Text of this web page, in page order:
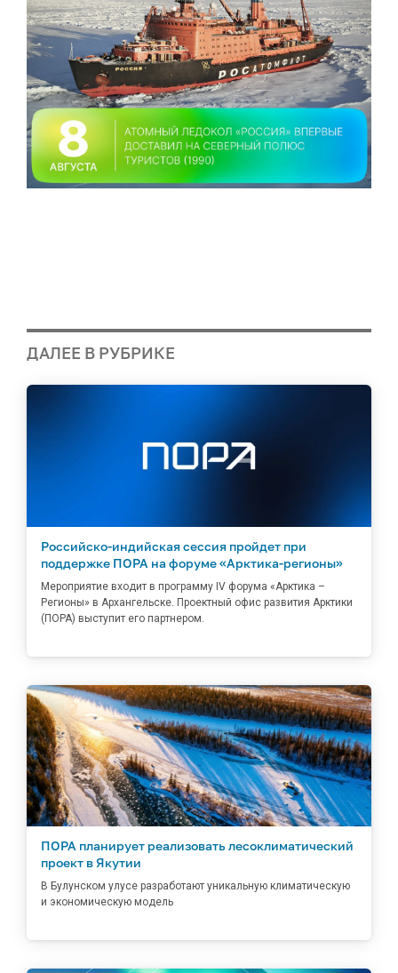
ДАЛЕЕ В РУБРИКЕ
Российско-индийская сессия пройдет при
поддержке ПОРА на форуме «Арктика-регионы»
Мероприятие входит в программу IV форума «Арктика –
Регионы» в Архангельске. Проектный офис развития Арктики
(ПОРА) выступит его партнером.
ПОРА планирует реализовать лесоклиматический
проект в Якутии
В Булунском улусе разработают уникальную климатическую
и экономическую модель